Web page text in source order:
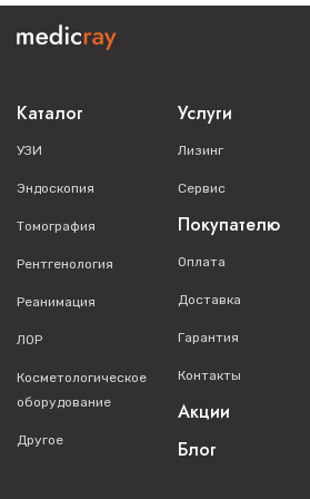
Каталог
УЗИ
Эндоскопия
Томография
Рентгенология
Реанимация
ЛОР
Косметологическое
оборудование
Другое
Услуги
Лизинг
Сервис
Покупателю
Оплата
Доставка
Гарантия
Контакты
Акции
Блог